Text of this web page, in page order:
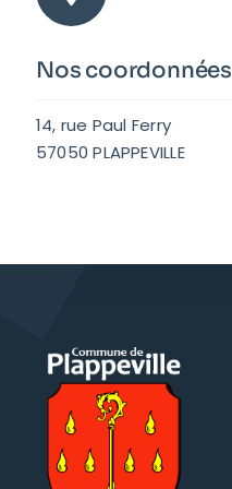
Nos coordonnées
14, rue Paul Ferry
57050 PLAPPEVILLE